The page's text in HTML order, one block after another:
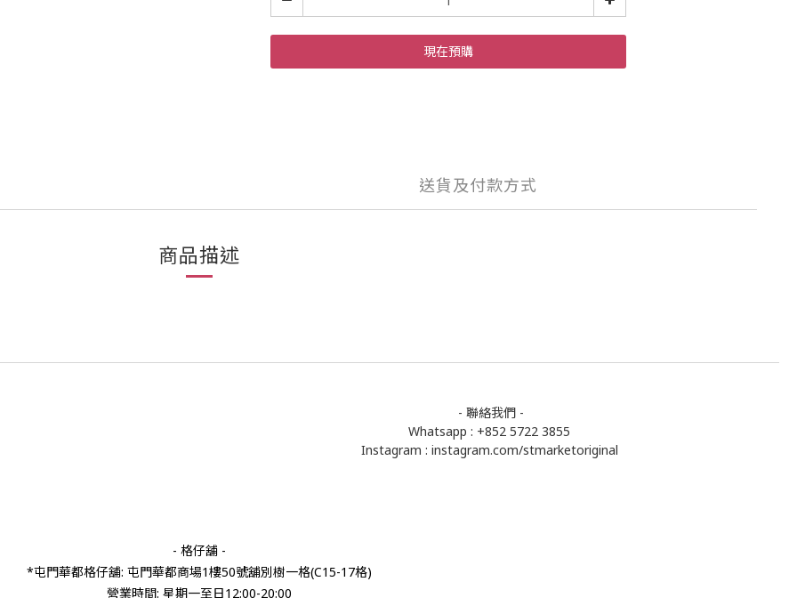
現在預購
送貨及付款方式
商品描述
- 聯絡我們 -
Whatsapp : +852 5722 3855
Instagram : instagram.com/stmarketoriginal
- 格仔舖 -
*屯門華都格仔舖: 屯門華都商場1樓50號舖別樹一格(C15-17格)
營業時間: 星期一至日12:00-20:00